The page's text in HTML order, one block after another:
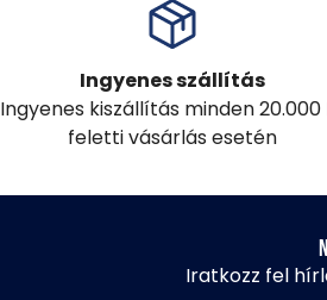
Ingyenes szállítás
Ingyenes kiszállítás minden 20.000
feletti vásárlás esetén
Iratkozz fel